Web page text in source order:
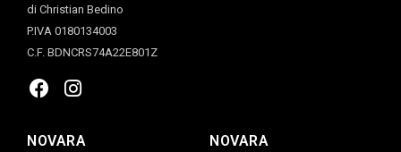
di Christian Bedino
P.IVA 0180134003
C.F. BDNCRS74A22E801Z
NOVARA NOVARA